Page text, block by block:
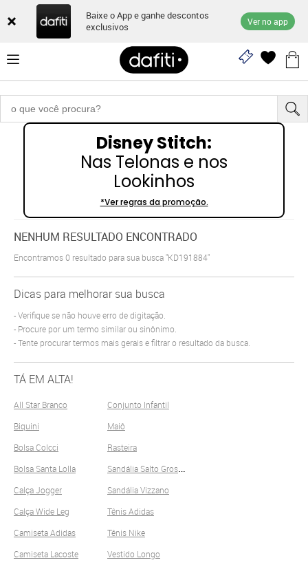
Baixe o App e ganhe descontos
exclusivos
Ver no app
Disney Stitch:
Nas Telonas e nos
Lookinhos
*Ver regras da promoção.
NENHUM RESULTADO ENCONTRADO
Encontramos0 resultado para sua busca"KD191884"
Dicas para melhorar sua busca
Verifique se não houve erro de digitação.
Procure por um termo similar ou sinônimo.
Tente procurar termos mais gerais e filtrar o resultado da busca.
TÁ EM ALTA!
All Star Branco
Biquini
Bolsa Colcci
Bolsa Santa Lolla
Calça Jogger
Calça Wide Leg
Camiseta Adidas
Camiseta Lacoste
Conjunto Infantil
Maiô
Rasteira
S
andália Salto Grosso
Sandália Vizzano
Tênis Adidas
Tênis Nike
Vestido Longo